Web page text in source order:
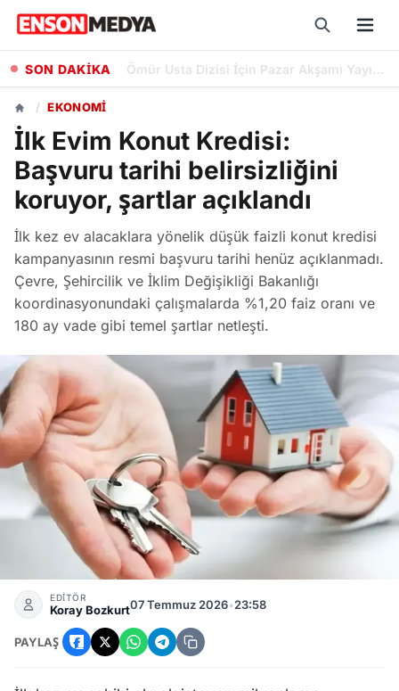
SON DAKİKA Bankaların Ağustos 2026 Emekli Promosyonları: Güncel Ödeme Tutarları ve Şartları
/ EKONOMI
İlk Evim Konut Kredisi:
Başvuru tarihi belirsizliğini
koruyor, şartlar açıklandı
İlk kez ev alacaklara yönelik düşük faizli konut kredisi
kampanyasının resmi başvuru tarihi henüz açıklanmadı.
Çevre, Şehircilik ve İklim Değişikliği Bakanlığı
koordinasyonundaki çalışmalarda %1,20 faiz oranı ve
180 ay vade gibi temel şartlar netleşti.
İlk Evim Konut Kredisi: Başvuru tarihi belirsizliğini koruyor,
EDİTÖR
Koray Bozkurt07 Temmuz 2026•23:58
PAYLAŞ